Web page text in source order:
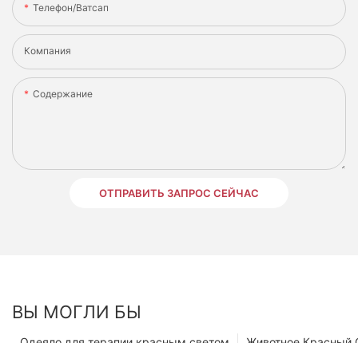
Телефон/ватсап
Компания
Содержание
ОТПРАВИТЬ ЗАПРОС СЕЙЧАС
ВЫ МОГЛИ БЫ